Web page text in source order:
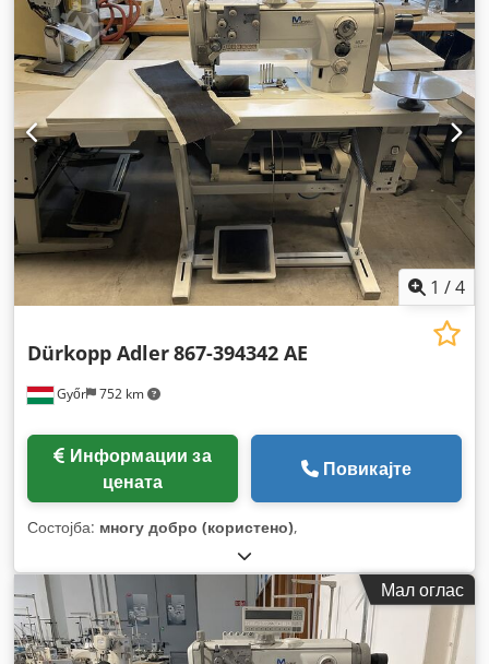
1 /4
Győr 752 km
Dürkopp Adler867-394342 AE
цената
Повикајте
Состојба: многу добро (користено),
Мал оглас